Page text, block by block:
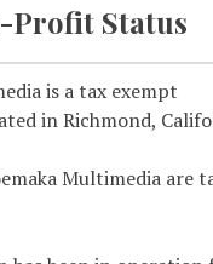
Profit Status
is a tax exempt
in Richmond,
Multimedia are